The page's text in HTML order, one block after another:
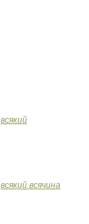
всякий
всякий всячина